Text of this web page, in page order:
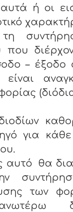
ή οι
τη
που
– έξοδο
είναι
για
αυτό θα
των